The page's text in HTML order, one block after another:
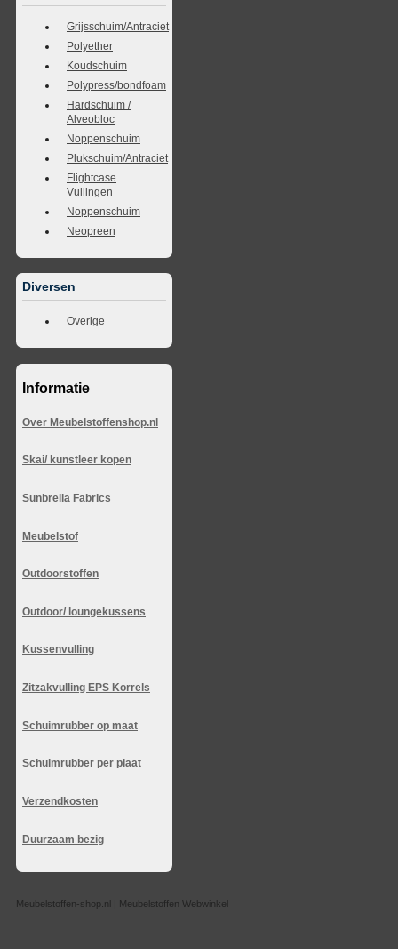
Grijsschuim/Antraciet
Polyether
Koudschuim
Polypress/bondfoam
Hardschuim /
Alveobloc
Noppenschuim
Plukschuim/Antraciet
Flightcase
Vullingen
Noppenschuim
Neopreen
Diversen
Overige
Informatie
Over Meubelstoffenshop.nl
Skai/ kunstleer kopen
Sunbrella Fabrics
Meubelstof
Outdoorstoffen
Outdoor/ loungekussens
Kussenvulling
Zitzakvulling EPS Korrels
Schuimrubber op maat
Schuimrubber per plaat
Verzendkosten
Duurzaam bezig
Meubelstoffen-shop.nl | Meubelstoffen Webwinkel